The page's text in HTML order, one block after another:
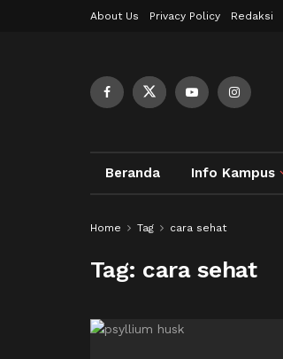
About Us Privacy Policy Redaksi
Beranda Info Kampus
Home Tag cara sehat
Tag: cara sehat